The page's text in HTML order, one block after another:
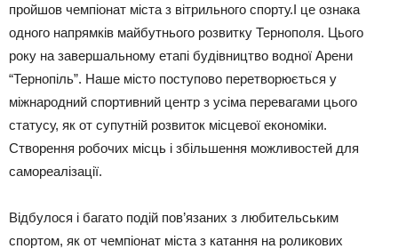
пройшов чемпіонат міста з вітрильного спорту.І це ознака
одного напрямків майбутнього розвитку Тернополя. Цього
року на завершальному етапі будівництво водної Арени
“Тернопіль”. Наше місто поступово перетворюється у
міжнародний спортивний центр з усіма перевагами цього
статусу, як от супутній розвиток місцевої економіки.
Створення робочих місць і збільшення можливостей для
самореалізації.
Відбулося і багато подій пов’язаних з любительським
спортом, як от чемпіонат міста з катання на роликових